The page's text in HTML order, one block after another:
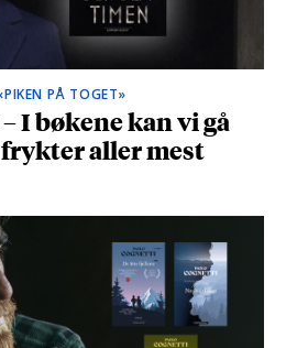
PÅ TOGET»
I bøkene kan vi gå
aller mest